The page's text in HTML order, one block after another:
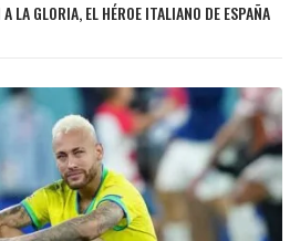
LA GLORIA, EL HÉROE ITALIANO DE ESPAÑA